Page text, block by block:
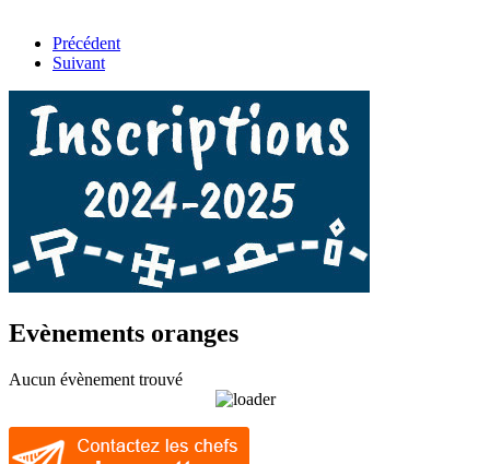
Précédent
Suivant
Evènements oranges
Aucun évènement trouvé